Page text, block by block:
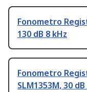
Fonometro
130 dB 8 kHz
Fonometro
SLM1353M, 30